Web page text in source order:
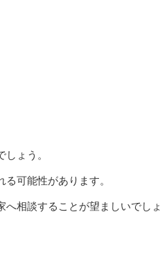
ょう。
可能性があります。
相談することが望ましいでしょ